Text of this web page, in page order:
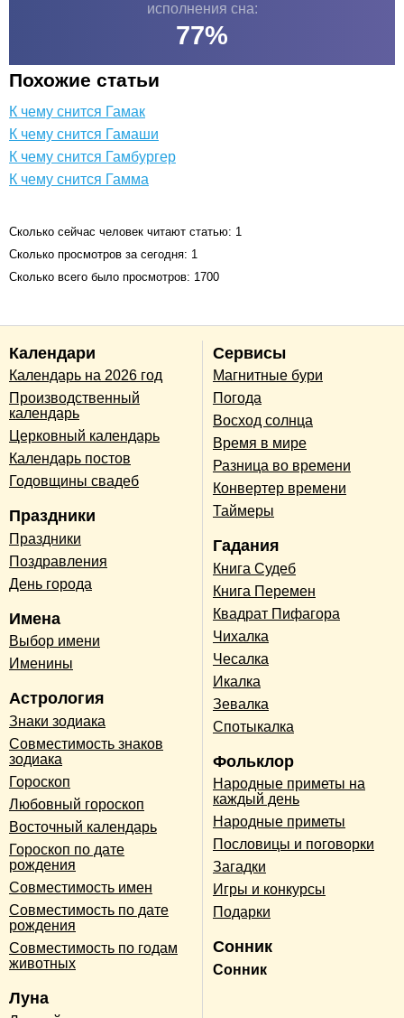
исполнения сна:
77%
Похожие статьи
К чему снится Гамак
К чему снится Гамаши
К чему снится Гамбургер
К чему снится Гамма
Сколько сейчас человек читают статью: 1
Сколько просмотров за сегодня: 1
Сколько всего было просмотров: 1700
Календари
Календарь на 2026 год
Производственный
календарь
Церковный календарь
Календарь постов
Годовщины свадеб
Праздники
Праздники
Поздравления
День города
Имена
Выбор имени
Именины
Астрология
Знаки зодиака
Совместимость знаков
зодиака
Гороскоп
Любовный гороскоп
Восточный календарь
Гороскоп по дате
рождения
Совместимость имен
Совместимость по дате
рождения
Совместимость по годам
животных
Луна
Сервисы
Магнитные бури
Погода
Восход солнца
Время в мире
Разница во времени
Конвертер времени
Таймеры
Гадания
Книга Судеб
Книга Перемен
Квадрат Пифагора
Чихалка
Чесалка
Икалка
Зевалка
Спотыкалка
Фольклор
Народные приметы на
каждый день
Народные приметы
Пословицы и поговорки
Загадки
Игры и конкурсы
Подарки
Сонник
Сонник